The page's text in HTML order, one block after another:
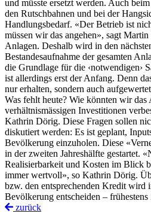
und müsste ersetzt werden. Auch
den Rutschbahnen und bei der
Handlungsbedarf. «Der Betrieb ist
müssen wir das angehen», sagt
Anlagen. Deshalb wird in den
Bestandesaufnahme der gesamten
die Grundlage für die ‹notwendigen›
ist allerdings erst der Anfang. Denn
nur erhalten, sondern auch
Was fehlt heute? Wie könnten wir das
verhältnismässigen Investitionen
Kathrin Dörig. Diese Fragen sollen
diskutiert werden: Es ist geplant,
Bevölkerung einzuholen. Diese
in der zweiten Jahreshälfte gestartet.
Realisierbarkeit und Kosten im Blick
immer wertvoll», so Kathrin Dörig.
bzw. den entsprechenden Kredit wird
Bevölkerung entscheiden –
zurück